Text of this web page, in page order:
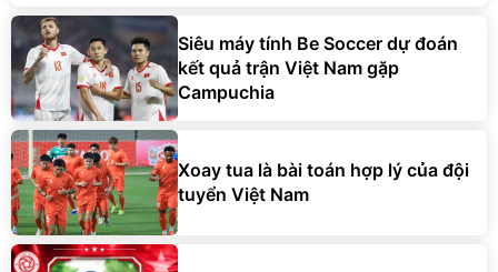
Siêu máy tính Be Soccer dự đoán
kết quả trận Việt Nam gặp
Campuchia
Xoay tua là bài toán hợp lý của đội
tuyển Việt Nam